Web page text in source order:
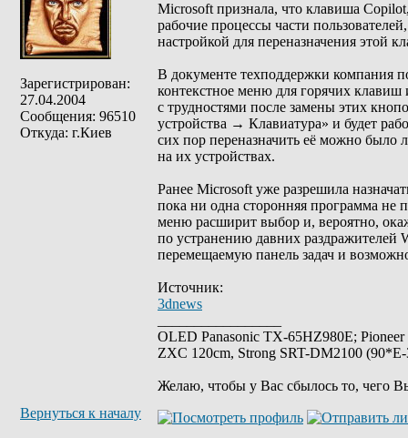
Зарегистрирован:
27.04.2004
Сообщения: 96510
Откуда: г.Киев
Microsoft признала, что клавиша
рабочие процессы части
настройкой для переназначения этой
В документе техподдержки компания
контекстное меню для горячих
с трудностями после замены этих
устройства → Клавиатура» и будет
сих пор переназначить её можно
на их устройствах.
Ранее Microsoft уже разрешила
пока ни одна сторонняя программа не
меню расширит выбор и, вероятно,
по устранению давних раздражителей
перемещаемую панель задач и
Источник:
3dnews
OLED Panasonic TX-65HZ980E;
ZXC 120cm, Strong SRT-DM2100
Желаю, чтобы у Вас сбылось то, чего
Вернуться к началу